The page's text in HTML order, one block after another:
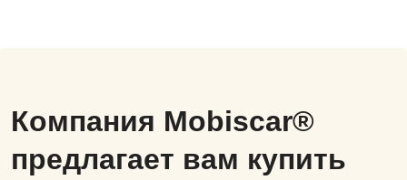
Компания Mobiscar®
предлагает вам купить